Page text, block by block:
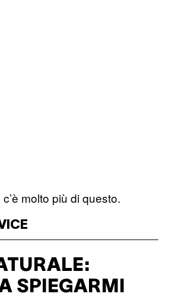
molto più di questo.
SPIEGARMI